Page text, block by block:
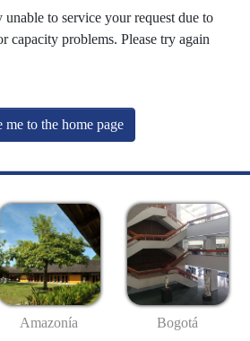
to service your request due to
capacity problems. Please try again
me to the home page
Amazonía Bogotá